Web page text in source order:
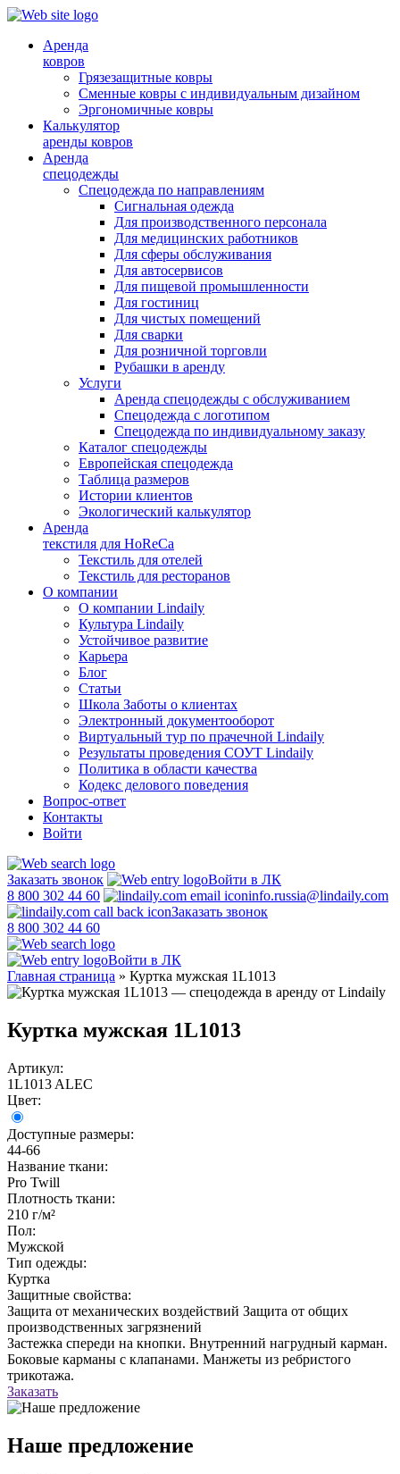
Аренда
ковров
Грязезащитные ковры
Сменные ковры с индивидуальным дизайном
Эргономичные ковры
Калькулятор
аренды ковров
Аренда
спецодежды
Спецодежда по направлениям
Сигнальная одежда
Для производственного персонала
Для медицинских работников
Для сферы обслуживания
Для автосервисов
Для пищевой промышленности
Для гостиниц
Для чистых помещений
Для сварки
Для розничной торговли
Рубашки в аренду
Услуги
Аренда спецодежды с обслуживанием
Спецодежда с логотипом
Спецодежда по индивидуальному заказу
Каталог спецодежды
Европейская спецодежда
Таблица размеров
Истории клиентов
Экологический калькулятор
Аренда
текстиля для HoReCa
Текстиль для отелей
Текстиль для ресторанов
О компании
О компании Lindaily
Культура Lindaily
Устойчивое развитие
Карьера
Блог
Статьи
Школа Заботы о клиентах
Электронный документооборот
Виртуальный тур по прачечной Lindaily
Результаты проведения СОУТ Lindaily
Политика в области качества
Кодекс делового поведения
Вопрос-ответ
Контакты
Войти
Заказать звонок
Войти в ЛК
8 800 302 44 60
info.russia@lindaily.com
Заказать звонок
8 800 302 44 60
Войти в ЛК
Главная страница » Куртка мужская 1L1013
Куртка мужская 1L1013
Артикул:
1L1013 ALEC
Цвет:
Доступные размеры:
44-66
Название ткани:
Pro Twill
Плотность ткани:
210 г/м²
Пол:
Мужской
Тип одежды:
Куртка
Защитные свойства:
Защита от механических воздействий Защита от общих
производственных загрязнений
Застежка спереди на кнопки. Внутренний нагрудный карман.
Боковые карманы с клапанами. Манжеты из ребристого
трикотажа.
Заказать
Наше предложение